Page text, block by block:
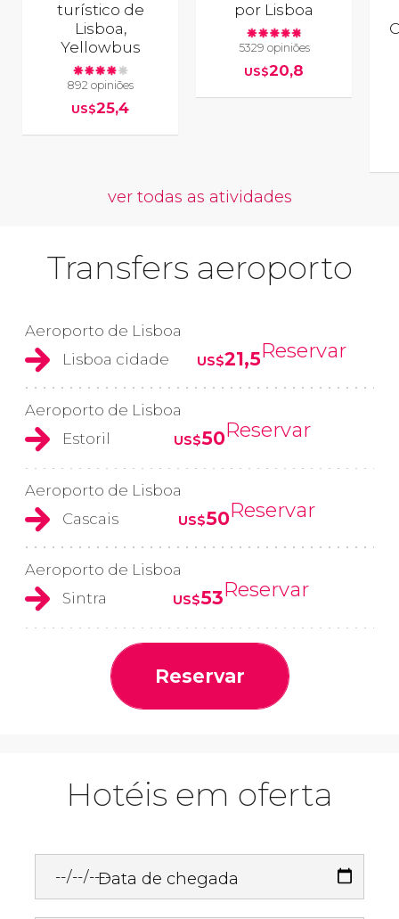
turístico de
Lisboa,
Yellowbus
892 opiniões
US$25,4
por Lisboa
5329 opiniões
US$20,8
ver todas as atividades
Transfers aeroporto
Aeroporto de Lisboa
Lisboa cidade
US$21,5Reservar
Aeroporto de Lisboa
Estoril
US$50Reservar
Aeroporto de Lisboa
Cascais
US$50Reservar
Aeroporto de Lisboa
Sintra
US$53Reservar
Reservar
Hotéis em oferta
Data de chegada